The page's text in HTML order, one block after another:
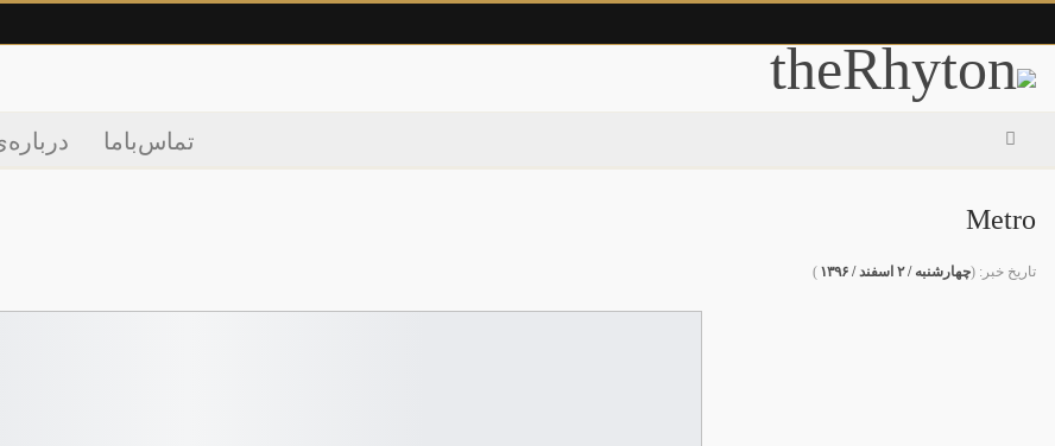
تماس‌با‌ما
Metro
تاریخ خبر: (چهارشنبه / ۲ اسفند / ۱۳۹۶ )